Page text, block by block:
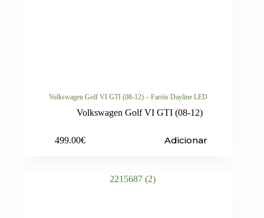
Volkswagen Golf VI GTI (08-12) – Faróis Dayline LED
Volkswagen Golf VI GTI (08-12)
499.00€ Adicionar